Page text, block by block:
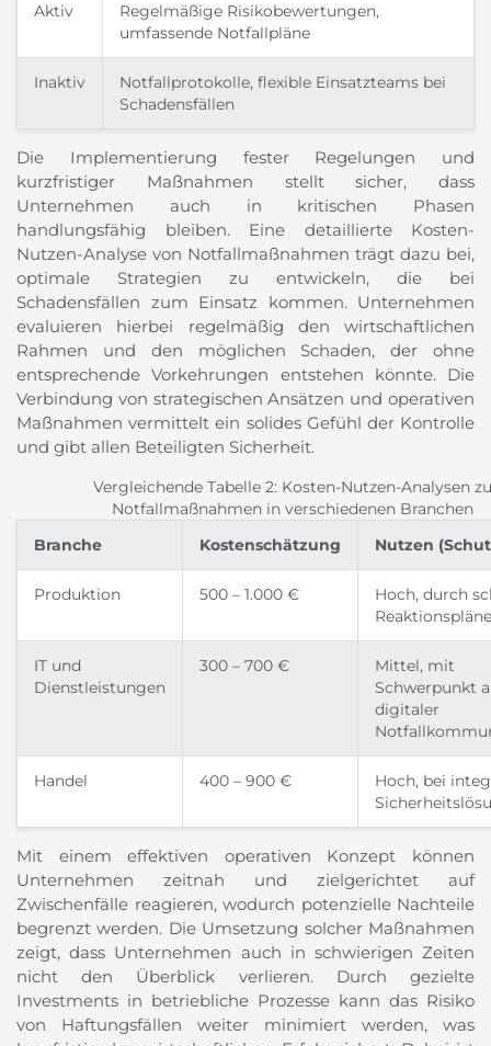
Aktiv
Regelmäßige Risikobewertungen,
umfassende Notfallpläne
Inaktiv
Notfallprotokolle, flexible Einsatzteams bei
Schadensfällen
Die Implementierung fester Regelungen und
kurzfristiger Maßnahmen stellt sicher, dass
Unternehmen auch in kritischen Phasen
handlungsfähig bleiben. Eine detaillierte Kosten-
Nutzen-Analyse von Notfallmaßnahmen trägt dazu bei,
optimale Strategien zu entwickeln, die bei
Schadensfällen zum Einsatz kommen. Unternehmen
evaluieren hierbei regelmäßig den wirtschaftlichen
Rahmen und den möglichen Schaden, der ohne
entsprechende Vorkehrungen entstehen könnte. Die
Verbindung von strategischen Ansätzen und operativen
Maßnahmen vermittelt ein solides Gefühl der Kontrolle
und gibt allen Beteiligten Sicherheit.
Vergleichende Tabelle 2: Kosten-Nutzen-Analysen zu
Notfallmaßnahmen in verschiedenen Branchen
Branche Kostenschätzung Nutzen
Produktion 500 – 1.000 €
Hoch, durch
Reaktionspläne
IT und
Dienstleistungen
300 – 700 €
Mittel, mit
Schwerpunkt
digitaler
Handel 400 – 900 €
Hoch, bei
Mit einem effektiven operativen Konzept können
Unternehmen zeitnah und zielgerichtet auf
Zwischenfälle reagieren, wodurch potenzielle Nachteile
begrenzt werden. Die Umsetzung solcher Maßnahmen
zeigt, dass Unternehmen auch in schwierigen Zeiten
nicht den Überblick verlieren. Durch gezielte
Investments in betriebliche Prozesse kann das Risiko
von Haftungsfällen weiter minimiert werden, was